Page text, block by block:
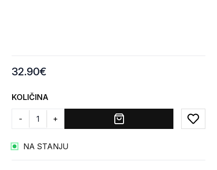
Product information
32.90€
KOLIČINA
- +
Add
NA STANJU